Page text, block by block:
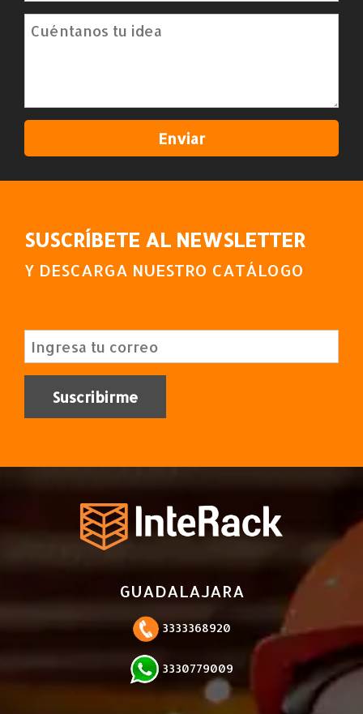
SUSCRÍBETE AL NEWSLETTER
Y DESCARGA NUESTRO CATÁLOGO
GUADALAJARA
3333368920
3330779009